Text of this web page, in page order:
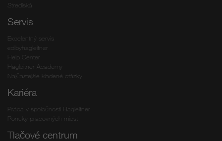
Strediská
Servis
Excelentný servis
edibyhagleitner
Help Center
Hagleitner Academy
Najčastejšie kladené otázky
Kariéra
Práca v spoločnosti Hagleitner
Ponuky pracovných miest
Tlačové centrum